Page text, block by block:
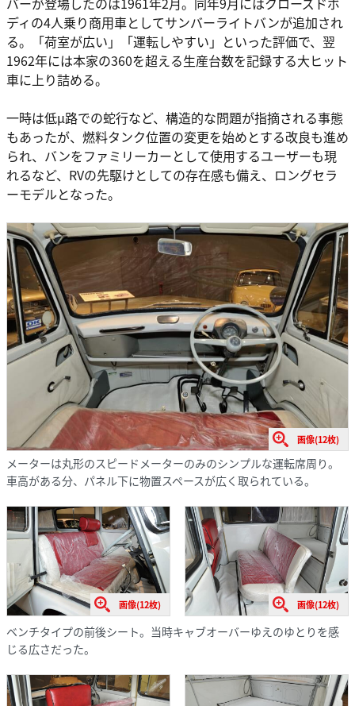
ディの4人乗り商用車としてサンバーライトバンが追加され
る。「荷室が広い」「運転しやすい」といった評価で、翌
1962年には本家の360を超える生産台数を記録する大ヒット
車に上り詰める。
一時は低μ路での蛇行など、構造的な問題が指摘される事態
もあったが、燃料タンク位置の変更を始めとする改良も進め
られ、バンをファミリーカーとして使用するユーザーも現
れるなど、RVの先駆けとしての存在感も備え、ロングセラ
ーモデルとなった。
画像(12枚)
メーターは丸形のスピードメーターのみのシンプルな運転席周り。
車高がある分、パネル下に物置スペースが広く取られている。
画像(12枚) 画像(12枚)
ベンチタイプの前後シート。当時キャブオーバーゆえのゆとりを感
じる広さだった。